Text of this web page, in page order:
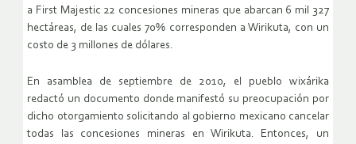
a First Majestic 22 concesiones mineras que abarcan 6 mil 327
hectáreas, de las cuales 70% corresponden a Wirikuta, con un
costo de 3 millones de dólares.
En asamblea de septiembre de 2010, el pueblo wixárika
redactó un documento donde manifestó su preocupación por
dicho otorgamiento solicitando al gobierno mexicano cancelar
todas las concesiones mineras en Wirikuta. Entonces, un